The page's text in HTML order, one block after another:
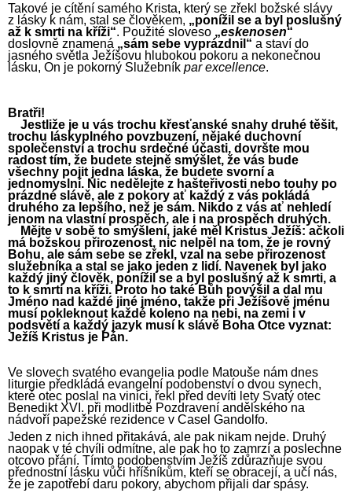
Takové je cítění samého Krista, který se zřekl božské slávy
z lásky k nám, stal se člověkem, „ponížil se a byl poslušný
až k smrti na kříži“. Použité sloveso „eskenosen“
doslovně znamená „sám sebe vyprázdnil“ a staví do
jasného světla Ježíšovu hlubokou pokoru a nekonečnou
lásku, On je pokorný Služebník par excellence.
Bratři!
Jestliže je u vás trochu křesťanské snahy druhé těšit,
trochu láskyplného povzbuzení, nějaké duchovní
společenství a trochu srdečné účasti, dovršte mou
radost tím, že budete stejně smýšlet, že vás bude
všechny pojit jedna láska, že budete svorní a
jednomyslní. Nic nedělejte z hašteřivosti nebo touhy po
prázdné slávě, ale z pokory ať každý z vás pokládá
druhého za lepšího, než je sám. Nikdo z vás ať nehledí
jenom na vlastní prospěch, ale i na prospěch druhých.
Mějte v sobě to smýšlení, jaké měl Kristus Ježíš: ačkoli
má božskou přirozenost, nic nelpěl na tom, že je rovný
Bohu, ale sám sebe se zřekl, vzal na sebe přirozenost
služebníka a stal se jako jeden z lidí. Navenek byl jako
každý jiný člověk, ponížil se a byl poslušný až k smrti, a
to k smrti na kříži. Proto ho také Bůh povýšil a dal mu
Jméno nad každé jiné jméno, takže při Ježíšově jménu
musí pokleknout každé koleno na nebi, na zemi i v
podsvětí a každý jazyk musí k slávě Boha Otce vyznat:
Ježíš Kristus je Pán.
Ve slovech svatého evangelia podle Matouše nám dnes
liturgie předkládá evangelní podobenství o dvou synech,
které otec poslal na vinici, řekl před devíti lety Svatý otec
Benedikt XVI. při modlitbě Pozdravení andělského na
nádvoří papežské rezidence v Casel Gandolfo.
Jeden z nich ihned přitakává, ale pak nikam nejde. Druhý
naopak v té chvíli odmítne, ale pak ho to zamrzí a poslechne
otcovo přání. Tímto podobenstvím Ježíš zdůrazňuje svou
přednostní lásku vůči hříšníkům, kteří se obracejí, a učí nás,
že je zapotřebí daru pokory, abychom přijali dar spásy.